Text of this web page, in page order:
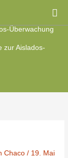
Überwachung
zur Aislados-
Chaco / 19. Mai